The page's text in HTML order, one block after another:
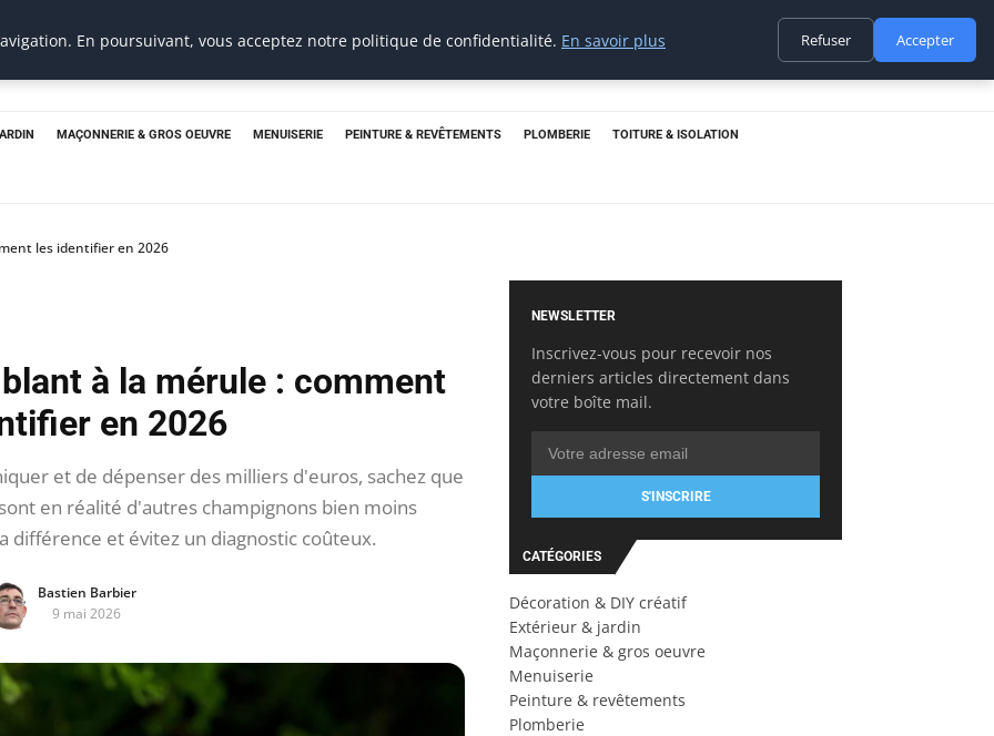
MAÇONNERIE & GROS OEUVRE MENUISERIE PEINTURE & REVÊTEMENTS PLOMBERIE TOITURE & ISOLATION
les identifier en 2026
à la mérule : comment
en 2026
et de dépenser des milliers d'euros, sachez que
en réalité d'autres champignons bien moins
différence et évitez un diagnostic coûteux.
Bastien Barbier
9 mai 2026
NEWSLETTER
Inscrivez-vous pour recevoir nos
derniers articles directement dans
votre boîte mail.
S'INSCRIRE
CATÉGORIES
Décoration & DIY créatif
Extérieur & jardin
Maçonnerie & gros oeuvre
Menuiserie
Peinture & revêtements
Plomberie
En poursuivant, vous acceptez notre politique de confidentialité. En savoir plus Refuser Accepter